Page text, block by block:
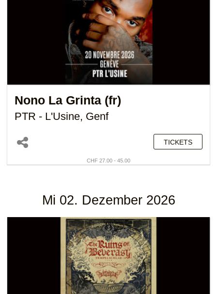
Nono La Grinta (fr)
PTR - L'Usine, Genf
TICKETS
CHF 27.00 - 45.00
Mi 02. Dezember 2026